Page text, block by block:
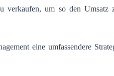
verkaufen, um so den Umsatz
eine umfassendere